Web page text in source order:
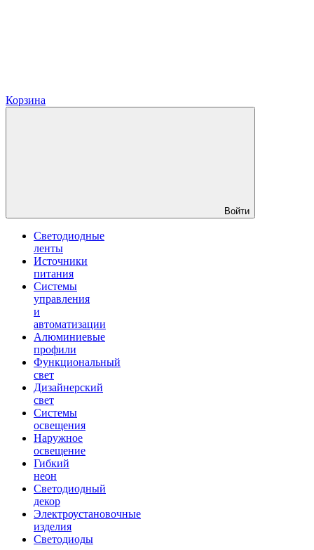
Корзина
Войти
Светодиодные
ленты
Источники
питания
Системы
управления
и
автоматизации
Алюминиевые
профили
Функциональный
свет
Дизайнерский
свет
Системы
освещения
Наружное
освещение
Гибкий
неон
Светодиодный
декор
Электроустановочные
изделия
Светодиоды